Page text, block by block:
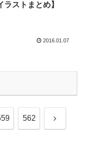
ラストまとめ】
2016.01.07
562 次